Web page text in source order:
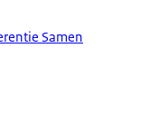
Samen